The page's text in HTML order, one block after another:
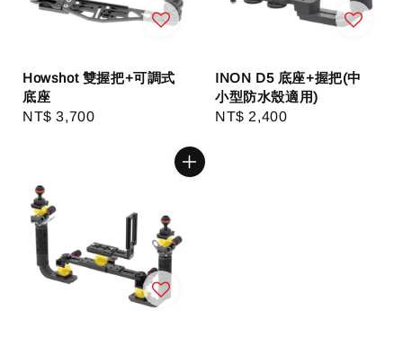
Howshot 雙握把+可調式
底座
Regular
NT$ 3,700
INON D5 底座+握把(中
小型防水殼適用)
Regular
NT$ 2,400